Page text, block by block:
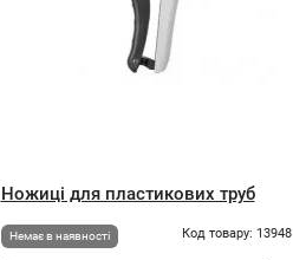
Ножиці для пластикових труб
Немає в наявності Код товару: 13948